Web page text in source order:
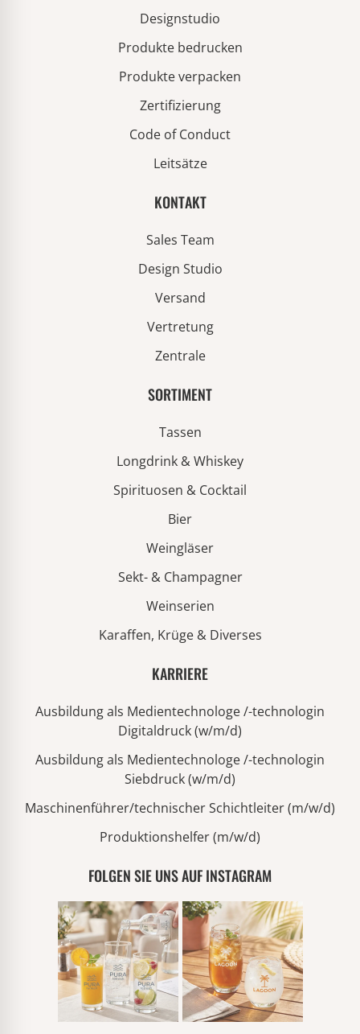
Designstudio
Produkte bedrucken
Produkte verpacken
Zertifizierung
Code of Conduct
Leitsätze
KONTAKT
Sales Team
Design Studio
Versand
Vertretung
Zentrale
SORTIMENT
Tassen
Longdrink & Whiskey
Spirituosen & Cocktail
Bier
Weingläser
Sekt- & Champagner
Weinserien
Karaffen, Krüge & Diverses
KARRIERE
Ausbildung als Medientechnologe /-technologin
Digitaldruck (w/m/d)
Ausbildung als Medientechnologe /-technologin
Siebdruck (w/m/d)
Maschinenführer/technischer Schichtleiter (m/w/d)
Produktionshelfer (m/w/d)
FOLGEN SIE UNS AUF INSTAGRAM